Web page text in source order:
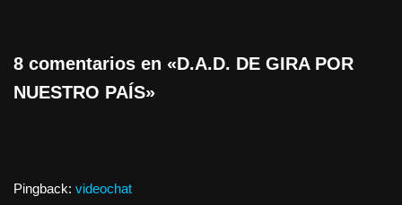
8 comentarios en «D.A.D. DE GIRA POR
NUESTRO PAÍS»
Pingback: videochat